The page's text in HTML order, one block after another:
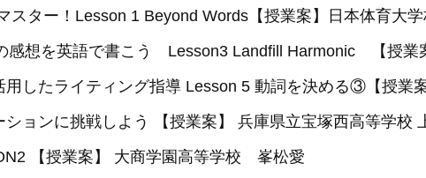
スター！Lesson 1 Beyond Words【授業案】日本体育大
想を英語で書こう Lesson3 Landfill Harmonic 【授
したライティング指導 Lesson 5 動詞を決める③【授業
ョンに挑戦しよう 【授業案】 兵庫県立宝塚西高等学校
【授業案】 大商学園高等学校 峯松愛